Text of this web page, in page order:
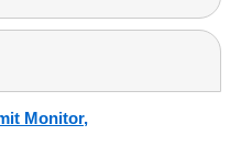
Monitor,